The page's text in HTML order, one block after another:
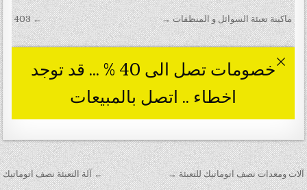
تصفّح المقالات ← آلة التعبئة نصف اتوماتيك آلات ومعدات نصف اتوماتيك للتعبئة →